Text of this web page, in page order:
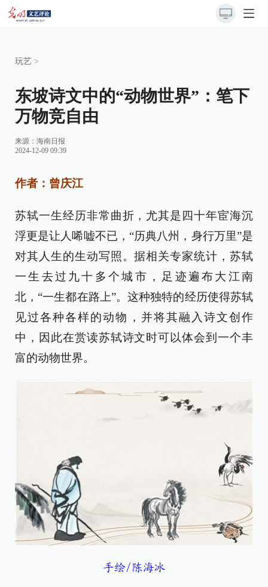
玩艺 >
东坡诗文中的“动物世界”：笔下
万物竞自由
来源： 海南日报
2024-12-09 09:39
作者：曾庆江
苏轼一生经历非常曲折，尤其是四十年宦海沉
浮更是让人唏嘘不已，“历典八州，身行万里”是
对其人生的生动写照。据相关专家统计，苏轼
一生去过九十多个城市，足迹遍布大江南
北，“一生都在路上”。这种独特的经历使得苏轼
见过各种各样的动物，并将其融入诗文创作
中，因此在赏读苏轼诗文时可以体会到一个丰
富的动物世界。
手绘/陈海冰